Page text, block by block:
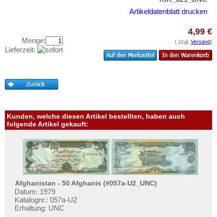
Malediven
Nagorny Karabach
Niederländisch Indien
Nordkorea
Oman
Pakistan
Philippinen
Portugiesisch Indien
Saudi Arabien
Kataloge
Aufbewahrung
Ihre Bewertungen
Informationen
Preislisten
Ankauf
Erhaltungsgrade
Gratisbanknoten
FAQ
Artikeldatenblatt drucken
Menge:
Lieferzeit:
4,99 €
( zzgl. Versand)
Kunden, welche diesen Artikel bestellten, haben auch
folgende Artikel gekauft:
Afghanistan - 50 Afghanis (#057a-U2_UNC)
Datum: 1979
Katalognr.: 057a-U2
Erhaltung: UNC